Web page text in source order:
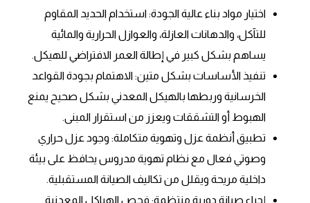
اختيار مواد بناء عالية الجودة: استخدام الحديد المقاوم
للتآكل، والدهانات العازلة، والعوازل الحرارية والمائية
يساهم بشكل كبير في إطالة العمر الافتراضي للهيكل.
تنفيذ الأساسات بشكل متين: الاهتمام بجودة القواعد
الخرسانية وربطها بالهيكل المعدني بشكل صحيح يمنع
الهبوط أو التشققات ويعزز من استقرار المبنى.
تطبيق أنظمة عزل وتهوية متكاملة: وجود عزل حراري
وصوتي فعال مع نظام تهوية مدروس يحافظ على بيئة
داخلية مريحة ويقلل من تكاليف الصيانة المستقبلية.
إجراء صيانة دورية منتظمة: فحص الهياكل المعدنية